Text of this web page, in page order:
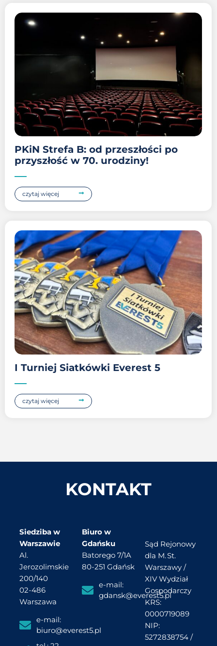
PKiN Strefa B: od przeszłości po
przyszłość w 70. urodziny!
czytaj więcej
I Turniej Siatkówki Everest 5
czytaj więcej
KONTAKT
Siedziba w
Warszawie
Al.
Jerozolimskie
200/140
02-486
Warszawa
e-mail:
biuro@everest5.pl
Biuro w
Gdańsku
Batorego 7/1A
80-251 Gdańsk
e-mail:
gdansk@everest5.pl
Sąd Rejonowy
dla M. St.
Warszawy /
XIV Wydział
Gospodarczy
KRS:
0000719089
NIP:
5272838754 /